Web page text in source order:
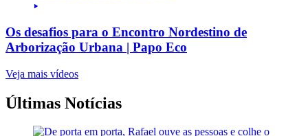
Os desafios para o Encontro Nordestino de
Arborização Urbana | Papo Eco
Veja mais vídeos
Últimas Notícias